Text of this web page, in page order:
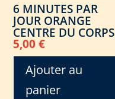
6 MINUTES PAR
JOUR ORANGE
CENTRE DU CORPS
5,00€
Ajouter au
panier